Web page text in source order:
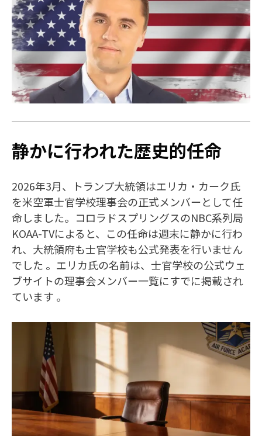
静かに行われた歴史的任命
2026年3月、トランプ大統領はエリカ・カーク氏
を米空軍士官学校理事会の正式メンバーとして任
命しました。コロラドスプリングスのNBC系列局
KOAA-TVによると、この任命は週末に静かに行わ
れ、大統領府も士官学校も公式発表を行いません
でした 。エリカ氏の名前は、士官学校の公式ウェ
ブサイトの理事会メンバー一覧にすでに掲載され
ています 。